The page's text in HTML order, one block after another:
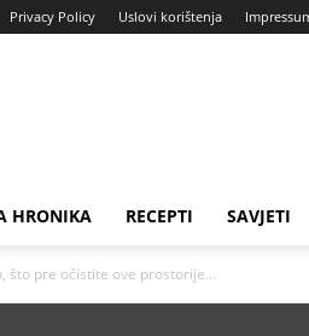
Privacy Policy Uslovi korištenja
HRONIKA RECEPTI SAVJETI
što pre očistite ove prostorije...